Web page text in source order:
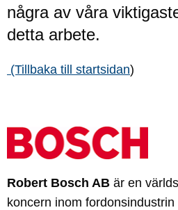
några av våra
detta arbete.
(Tillbaka till startsidan)
Robert Bosch AB är en
koncern inom